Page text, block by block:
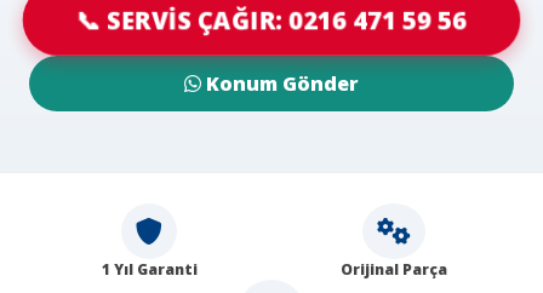
📞 SERVİS ÇAĞIR: 0216 471 59 56
Konum Gönder
1 Yıl Garanti Orijinal Parça